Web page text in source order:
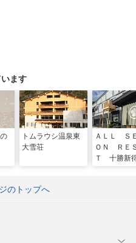
ます
トムラウシ温泉東
大雪荘
ＡＬＬ Ｓ
ＯＮ ＲＥ
Ｔ 十勝新
のトップへ